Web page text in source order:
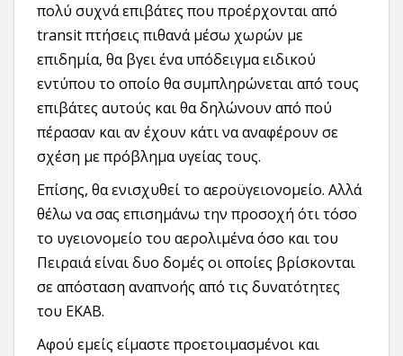
πολύ συχνά επιβάτες που προέρχονται από
transit πτήσεις πιθανά μέσω χωρών με
επιδημία, θα βγει ένα υπόδειγμα ειδικού
εντύπου το οποίο θα συμπληρώνεται από τους
επιβάτες αυτούς και θα δηλώνουν από πού
πέρασαν και αν έχουν κάτι να αναφέρουν σε
σχέση με πρόβλημα υγείας τους.
Επίσης, θα ενισχυθεί το αεροϋγειονομείο. Αλλά
θέλω να σας επισημάνω την προσοχή ότι τόσο
το υγειονομείο του αερολιμένα όσο και του
Πειραιά είναι δυο δομές οι οποίες βρίσκονται
σε απόσταση αναπνοής από τις δυνατότητες
του ΕΚΑΒ.
Αφού εμείς είμαστε προετοιμασμένοι και